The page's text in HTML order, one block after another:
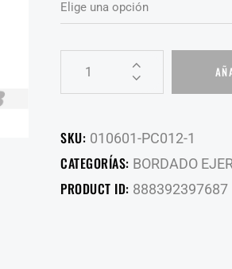
SKU: 010601-PC012-1
CATEGORÍAS: BORDADO
PRODUCT ID: 888392397687